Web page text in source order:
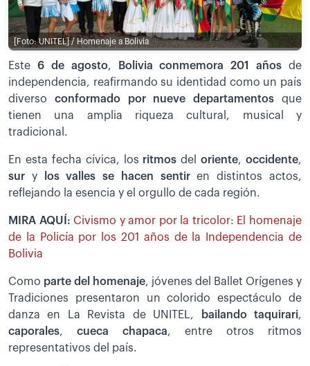
[Foto: UNITEL] / Homenaje a Bolivia
Este 6 de agosto, Bolivia conmemora 201 años de
independencia, reafirmando su identidad como un país
diverso conformado por nueve departamentos que
tienen una amplia riqueza cultural, musical y
tradicional.
En esta fecha cívica, los ritmosdeloriente, occidente,
sur y los valles se hacen sentiren distintos actos,
reflejando la esencia y el orgullo de cada región.
MIRA AQUÍ: Civismo y amor por la tricolor: El homenaje
de la Policía por los 201 años de la Independencia de
Bolivia
Como parte del homenaje, jóvenes del Ballet Orígenes y
Tradiciones presentaron un colorido espectáculo de
danza en La Revista de UNITEL,
bailando taquirari,
caporales, cueca chapaca, entre otros ritmos
representativos del país.